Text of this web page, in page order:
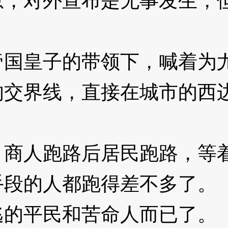
子的带领下，喊着为
界线，直接在城市的西
跑路后居民跑路，等
的人都跑得差不多了。
民和苦命人而已了。